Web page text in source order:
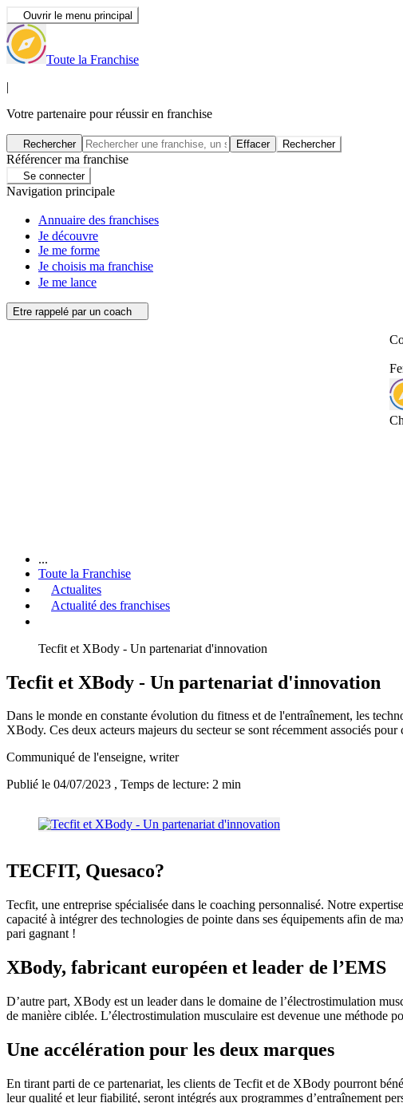
Ouvrir le menu principal
Toute la Franchise
|
Votre partenaire pour réussir en franchise
Rechercher Effacer Rechercher
Référencer ma franchise
Se connecter
Navigation principale
Annuaire des franchises
Je découvre
Je me forme
Je choisis ma franchise
Je me lance
Etre rappelé par un coach
...
Toute la Franchise
Actualites
Actualité des franchises
Tecfit et XBody - Un partenariat d'innovation
Tecfit et XBody - Un partenariat d'innovation
Dans le monde en constante évolution du fitness et de l'entraînement, les
XBody. Ces deux acteurs majeurs du secteur se sont récemment associés
Communiqué de l'enseigne, writer
Publié le 04/07/2023 , Temps de lecture: 2 min
TECFIT, Quesaco?
Tecfit, une entreprise spécialisée dans le coaching personnalisé. Notre
capacité à intégrer des technologies de pointe dans ses équipements afin de
pari gagnant !
XBody, fabricant européen et leader de l’EMS
D’autre part, XBody est un leader dans le domaine de l’électrostimulation
de manière ciblée. L’électrostimulation musculaire est devenue une méthode
Une accélération pour les deux marques
En tirant parti de ce partenariat, les clients de Tecfit et de XBody pourront
leur qualité et leur fiabilité, seront intégrés aux programmes d’entraînement